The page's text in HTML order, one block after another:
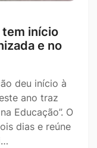
tem início
e no
deu início à
ano traz
Educação”. O
dias e reúne